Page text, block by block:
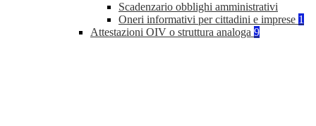
Scadenzario obblighi amministrativi
Oneri informativi per cittadini e imprese 1
Attestazioni OIV o struttura analoga 9